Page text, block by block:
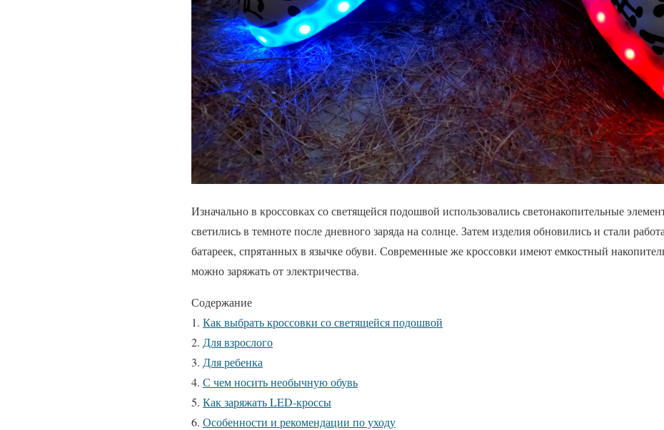
Изначально в кроссовках со светящейся подошвой использовались светонакопительные
светились в темноте после дневного заряда на солнце. Затем изделия обновились и стали
батареек, спрятанных в язычке обуви. Современные же кроссовки имеют емкостный
можно заряжать от электричества.
Содержание
Как выбрать кроссовки со светящейся подошвой
Для взрослого
Для ребенка
С чем носить необычную обувь
Как заряжать LED-кроссы
Особенности и рекомендации по уходу